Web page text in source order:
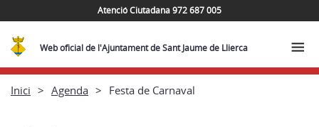
Atenció Ciutadana 972 687 005
Web oficial de l'Ajuntament de Sant Jaume de Llierca
Inici Agenda Festa de Carnaval